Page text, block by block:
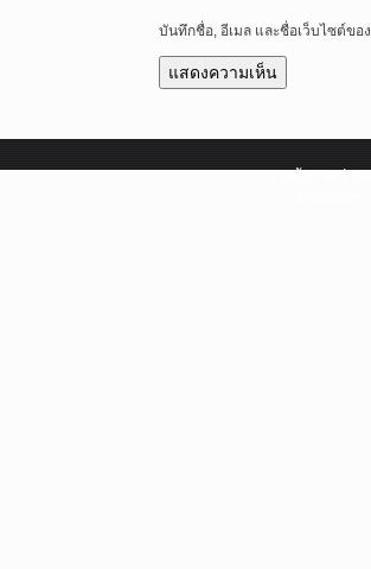
บันทึกชื่อ, อีเมล และชื่อเว็บไซต์ขอ
หน้าแรก|บ